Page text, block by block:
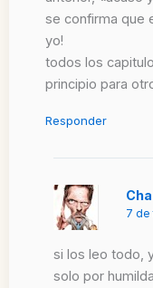
se confirma que
yo!
todos los
principio para
Responder
7 de
si los leo todo,
solo por